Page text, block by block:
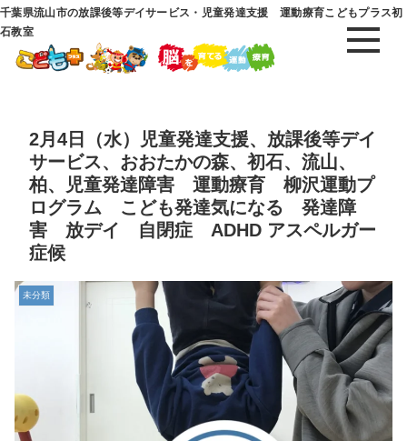
千葉県流山市の放課後等デイサービス・児童発達支援 運動療育こどもプラス初
石教室
2月4日（水）児童発達支援、放課後等デイ
サービス、おおたかの森、初石、流山、
柏、児童発達障害 運動療育 柳沢運動プ
ログラム こども発達気になる 発達障
害 放デイ 自閉症 ADHD アスペルガー
症候
未分類